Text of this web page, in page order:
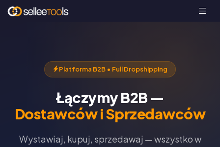
Platforma B2B • Full Dropshipping
Łączymy B2B —
Dostawców i Sprzedawców
Wystawiaj, kupuj, sprzedawaj — wszystko w